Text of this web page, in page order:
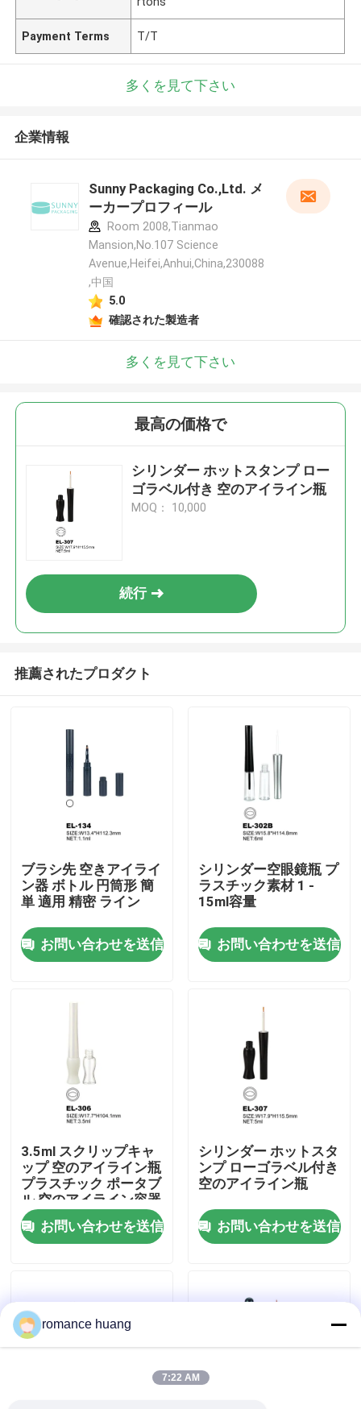
ホーム
企業情報
会社案内
品質管理
お問い合わせ
見積依頼
化粧品の空気のないびん
化粧品のローションのびん
Payment Terms T/T
多くを見て下さい
企業情報
Sunny Packaging Co.,Ltd. メ
ーカープロフィール
Room 2008,Tianmao
Mansion,No.107 Science
Avenue,Heifei,Anhui,China,230088
,中国
5.0
確認された製造者
多くを見て下さい
最高の価格で
シリンダー ホットスタンプ ロー
ゴラベル付き 空のアイライン瓶
MOQ： 10,000
続行
推薦されたプロダクト
ブラシ先 空きアイライ
ン器 ボトル 円筒形 簡
単 適用 精密 ライン
お問い合わせを送信
シリンダー空眼鏡瓶 プ
ラスチック素材 1 -
15ml容量
お問い合わせを送信
3.5ml スクリップキャ
ップ 空のアイライン瓶
プラスチック ポータブ
ル 空のアイライン容器
お問い合わせを送信
シリンダー ホットスタ
ンプ ローゴラベル付き
空のアイライン瓶
お問い合わせを送信
romance huang
7:22 AM